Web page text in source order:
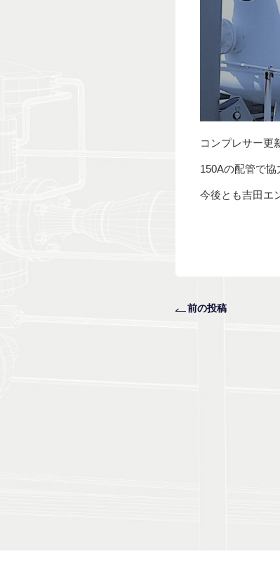
コンプレサー更
150Aの配管で協
今後とも吉田エ
前の投稿